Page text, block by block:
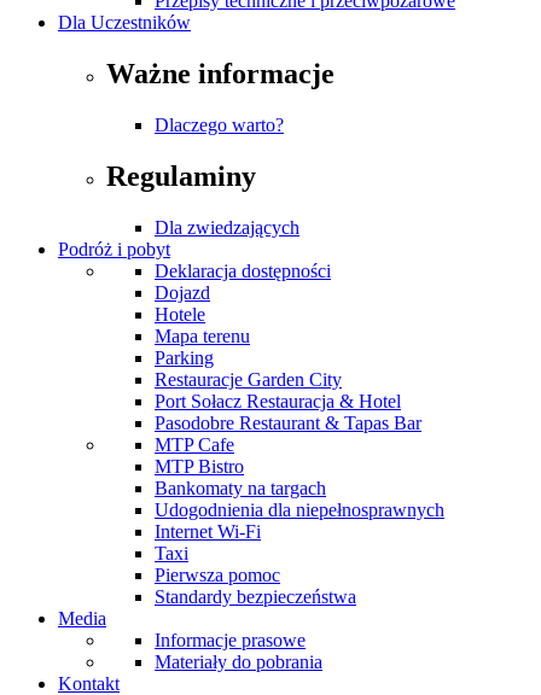
Dla Uczestników
Ważne informacje
Dlaczego warto?
Regulaminy
Dla zwiedzających
Podróż i pobyt
Deklaracja dostępności
Dojazd
Hotele
Mapa terenu
Parking
Restauracje Garden City
Port Sołacz Restauracja & Hotel
Pasodobre Restaurant & Tapas Bar
MTP Cafe
MTP Bistro
Bankomaty na targach
Udogodnienia dla niepełnosprawnych
Internet Wi-Fi
Taxi
Pierwsza pomoc
Standardy bezpieczeństwa
Media
Informacje prasowe
Materiały do pobrania
Kontakt